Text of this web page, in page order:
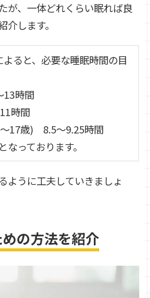
が、一体どれくらい眠れば良
します。
ると、必要な睡眠時間の目
時間
時間
～17歳) 8.5～9.25時間
っております。
ように工夫していきましょ
の方法を紹介